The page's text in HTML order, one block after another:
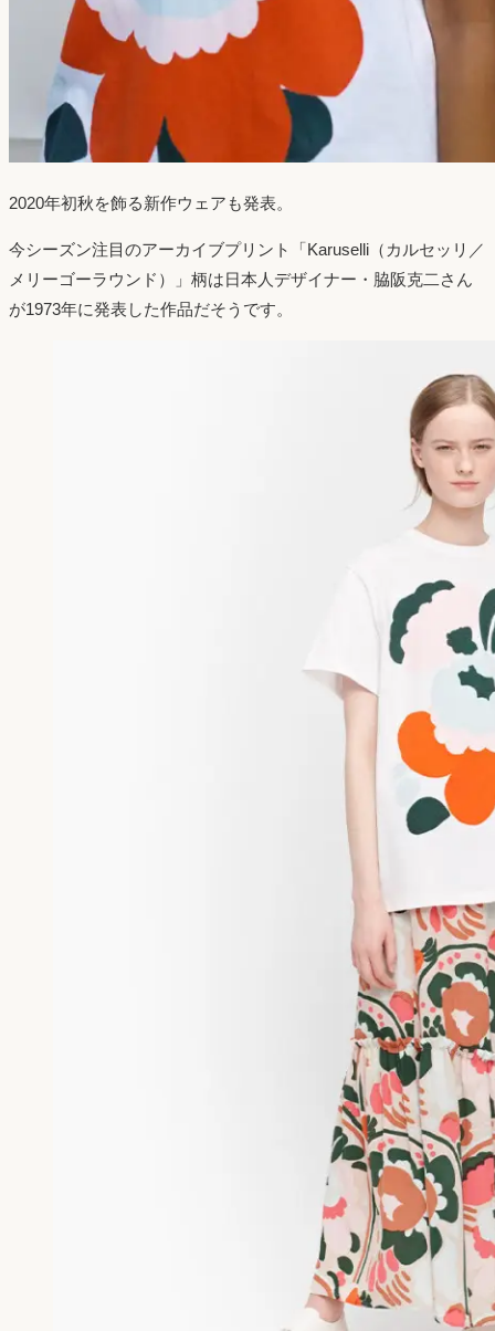
2020年初秋を飾る新作ウェアも発表。
今シーズン注目のアーカイブプリント「Karuselli（カルセッリ／
メリーゴーラウンド）」柄は日本人デザイナー・脇阪克二さん
が1973年に発表した作品だそうです。